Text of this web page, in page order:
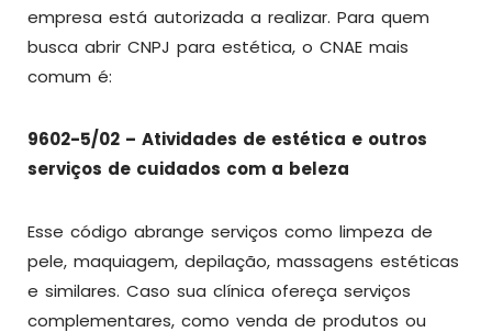
empresa está autorizada a realizar. Para quem
busca abrir CNPJ para estética, o CNAE mais
comum é:
9602-5/02 – Atividades de estética e outros
serviços de cuidados com a beleza
Esse código abrange serviços como limpeza de
pele, maquiagem, depilação, massagens estéticas
e similares. Caso sua clínica ofereça serviços
complementares, como venda de produtos ou